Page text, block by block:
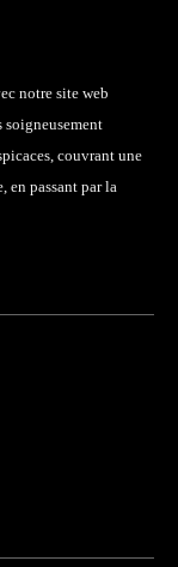
notre site web
couvrant une
passant par la